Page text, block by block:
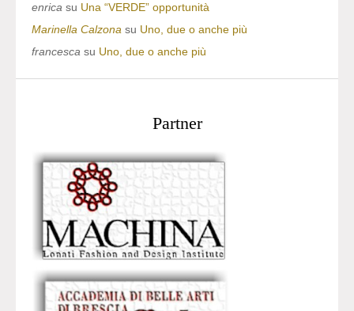
enrica su Una “VERDE” opportunità
Marinella Calzona su Uno, due o anche più
francesca su Uno, due o anche più
Partner